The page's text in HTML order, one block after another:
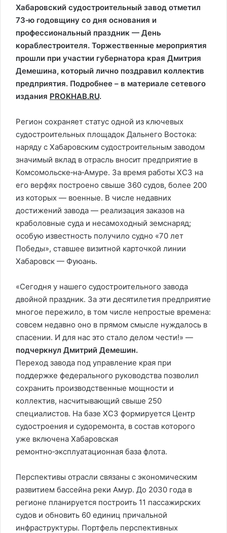
Хабаровский судостроительный завод отметил
73‑ю годовщину со дня основания и
профессиональный праздник — День
кораблестроителя. Торжественные мероприятия
прошли при участии губернатора края Дмитрия
Демешина, который лично поздравил коллектив
предприятия. Подробнее – в материале сетевого
издания PROKHAB.RU.
Регион сохраняет статус одной из ключевых
судостроительных площадок Дальнего Востока:
наряду с Хабаровским судостроительным заводом
значимый вклад в отрасль вносит предприятие в
Комсомольске‑на‑Амуре. За время работы ХСЗ на
его верфях построено свыше 360 судов, более 200
из которых — военные. В числе недавних
достижений завода — реализация заказов на
краболовные суда и несамоходный земснаряд;
особую известность получило судно «70 лет
Победы», ставшее визитной карточкой линии
Хабаровск — Фуюань.
«Сегодня у нашего судостроительного завода
двойной праздник. За эти десятилетия предприятие
многое пережило, в том числе непростые времена:
совсем недавно оно в прямом смысле нуждалось в
спасении. И для нас это стало делом чести!» —
подчеркнул Дмитрий Демешин.
Переход завода под управление края при
поддержке федерального руководства позволил
сохранить производственные мощности и
коллектив, насчитывающий свыше 250
специалистов. На базе ХСЗ формируется Центр
судостроения и судоремонта, в состав которого
уже включена Хабаровская
ремонтно‑эксплуатационная база флота.
Перспективы отрасли связаны с экономическим
развитием бассейна реки Амур. До 2030 года в
регионе планируется построить 11 пассажирских
судов и обновить 60 единиц причальной
инфраструктуры. Портфель перспективных